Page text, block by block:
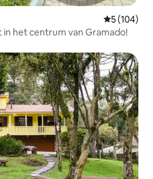
5 (104)
het centrum van Gramado!